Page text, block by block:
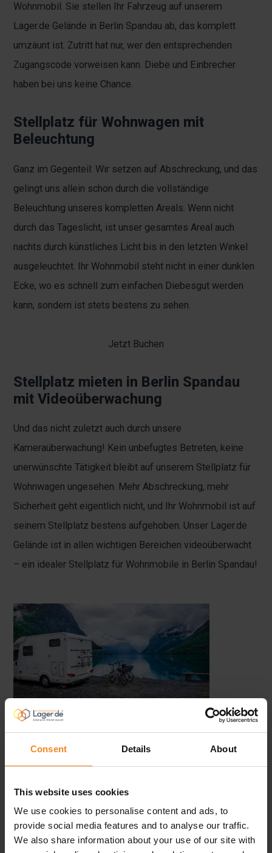
Consent Details About
This website uses cookies
We use cookies to personalise content and ads, to
provide social media features and to analyse our traffic.
We also share information about your use of our site with
Wohnmobil. Sie stellen Ihr Fahrzeug auf unserem
Lager.de Gelände in Berlin Spandau ab, das komplett
umzäunt ist. Zutritt hat nur, wer den entsprechenden
Zugangscode vorweisen kann. Diebe und Einbrecher
haben bei uns keine Chance.
Stellplatz für Wohnwagen mit
Beleuchtung
Ganz im Gegenteil: Wir setzen auf Abschreckung, und das
gelingt uns allein schon durch die vollständige
Beleuchtung unseres kompletten Areals. Wenn nicht
durch das Tageslicht, ist unser gesamtes Areal auch
nachts durch künstliches Licht bis in den letzten Winkel
ausgeleuchtet. Ihr Wohnmobil steht nicht in einer dunklen
Ecke, wo es schnell zum einfachen Diebesgut werden
kann, sondern ist stets bestens zu sehen.
Jetzt Buchen
Stellplatz mieten in Berlin Spandau
mit Videoüberwachung
Und das nicht zuletzt auch durch unsere
Kameraüberwachung! Kein unbefugtes Betreten, keine
unerwünschte Tätigkeit bleibt auf unserem Stellplatz für
Wohnwagen ungesehen. Mehr Abschreckung, mehr
Sicherheit geht eigentlich nicht, und Ihr Wohnmobil ist auf
seinem Stellplatz bestens aufgehoben. Unser Lager.de
Gelände ist in allen wichtigen Bereichen videoüberwacht
– ein idealer Stellplatz für Wohnmobile in Berlin Spandau!
Zugang haben
Und was für potenzielle Diebe durch unsere
Sicherheitsstandards erheblich erschwert wird, gilt für Sie
rund um die Uhr: Denn nur Sie haben 24 Stunden Zugang
zu Ihrem Wohnmobil, wenn Sie es bei uns abstellen. Für